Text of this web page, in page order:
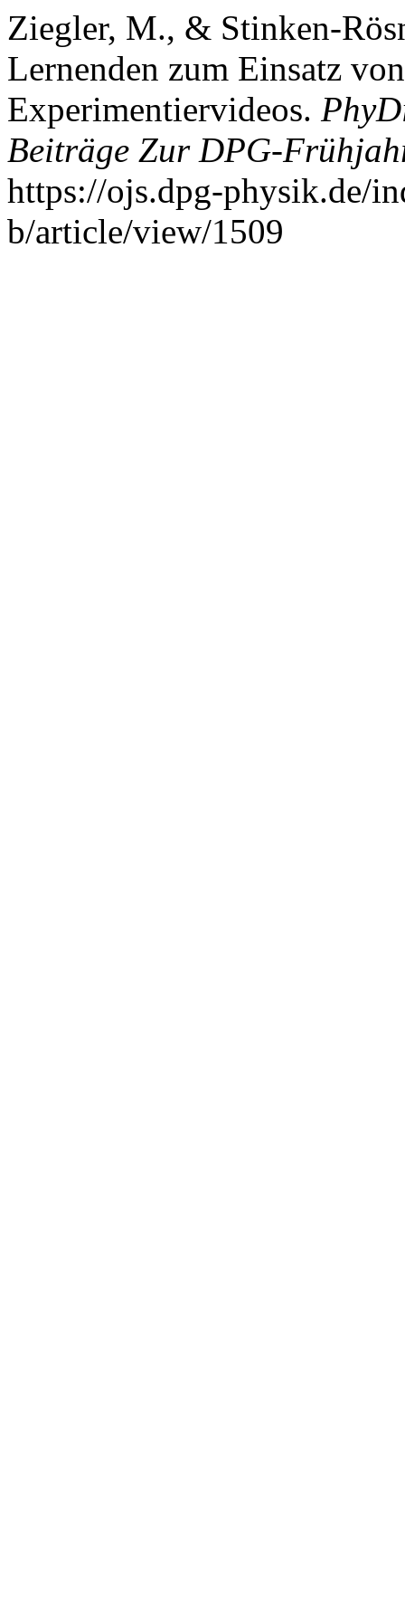
Ziegler, M., & Stinken-
Lernenden zum Einsatz
Experimentiervideos.
Beiträge Zur DPG-
https://ojs.dpg-physik.de/
b/article/view/1509